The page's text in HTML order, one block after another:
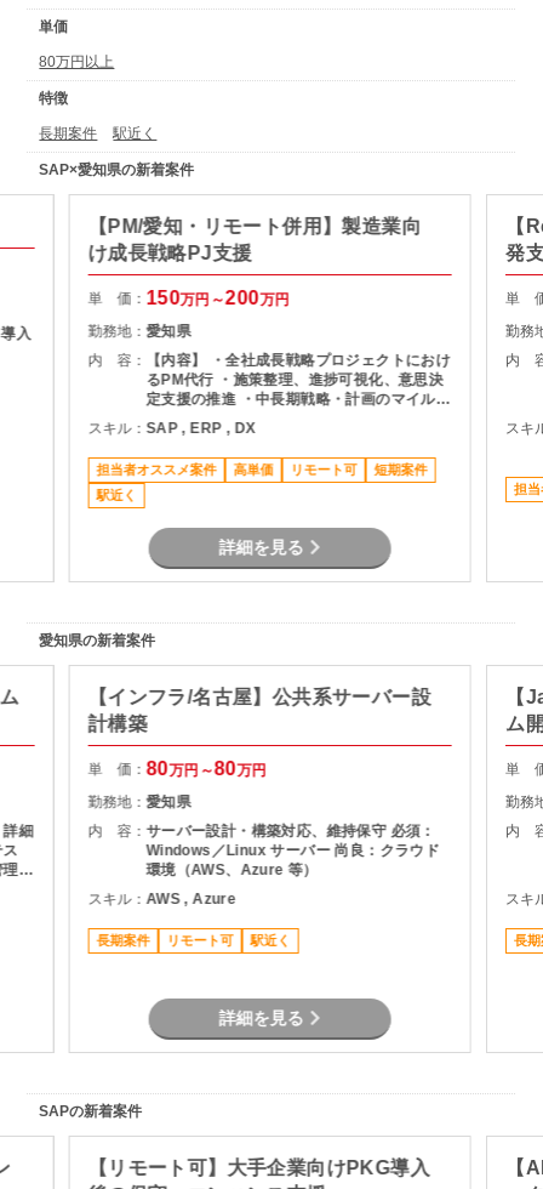
単価
80万円以上
特徴
長期案件 駅近く
SAP×愛知県の新着案件
入
【PM/愛知・リモート併用】製造業向
け成長戦略PJ支援
単 価： 150万円～200万円
勤務地：愛知県
内 容：
【内容】 ・全社成長戦略プロジェクトにおけ
るPM代行 ・施策整理、進捗可視化、意思決
定支援の推進 ・中長期戦略・計画のマイルス
トーン設計および進捗管理 ・営業／製造／物
流を含むSCM施策の企画・実行支援 ・経営
層向け報告資料の作成 ・課題整理および改善
推進 【作業場所】 ・愛知エリアのクライア
（延長可能性あり）
スキル：SAP , ERP , DX
担当者オススメ案件 高単価 リモート可
短期案件
駅近く
詳細を見る
【
発
単
勤務
内
スキ
担当
愛知県の新着案件
細
理
【インフラ/名古屋】公共系サーバー設
計構築
単 価：80万円～80万円
勤務地：愛知県
内 容：サーバー設計・構築対応、維持保守 必須：
Windows／Linux サーバー 尚良：クラウド
環境（AWS、Azure 等）
スキル：AWS , Azure
長期案件 リモート可 駅近く
詳細を見る
【
ム
単
勤務
内
スキ
長期
SAPの新着案件
【リモート可】大手企業向けPKG導入
【